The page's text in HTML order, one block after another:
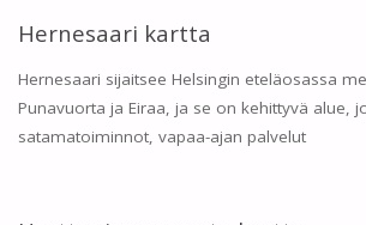
Hernesaari kartta
Hernesaari sijaitsee Helsingin eteläosassa
Punavuorta ja Eiraa, ja se on kehittyvä alue,
satamatoiminnot, vapaa-ajan palvelut